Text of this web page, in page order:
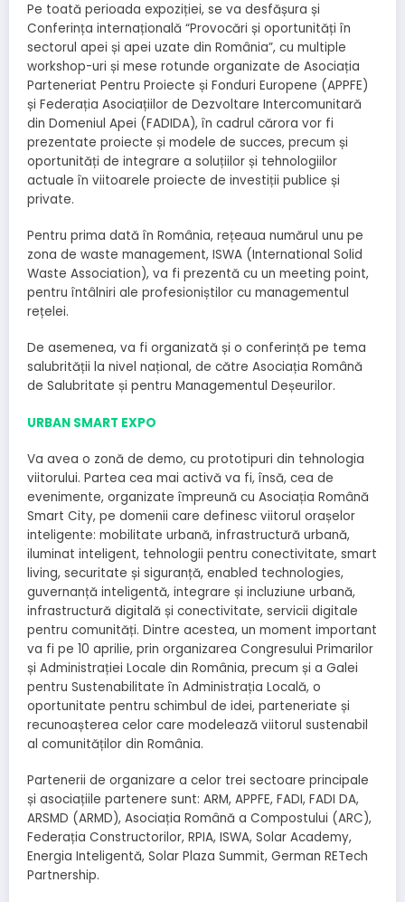
Pe toată perioada expoziției, se va desfășura și
Conferința internațională “Provocări și oportunități în
sectorul apei și apei uzate din România”, cu multiple
workshop-uri și mese rotunde organizate de Asociația
Parteneriat Pentru Proiecte și Fonduri Europene (APPFE)
și Federația Asociațiilor de Dezvoltare Intercomunitară
din Domeniul Apei (FADIDA), în cadrul cărora vor fi
prezentate proiecte și modele de succes, precum și
oportunități de integrare a soluțiilor și tehnologiilor
actuale în viitoarele proiecte de investiții publice și
private.
Pentru prima dată în România, rețeaua numărul unu pe
zona de waste management, ISWA (International Solid
Waste Association), va fi prezentă cu un meeting point,
pentru întâlniri ale profesioniștilor cu managementul
rețelei.
De asemenea, va fi organizată și o conferință pe tema
salubrității la nivel național, de către Asociația Română
de Salubritate și pentru Managementul Deșeurilor.
URBAN SMART EXPO
Va avea o zonă de demo, cu prototipuri din tehnologia
viitorului. Partea cea mai activă va fi, însă, cea de
evenimente, organizate împreună cu Asociația Română
Smart City, pe domenii care definesc viitorul orașelor
inteligente: mobilitate urbană, infrastructură urbană,
iluminat inteligent, tehnologii pentru conectivitate, smart
living, securitate și siguranță, enabled technologies,
guvernanță inteligentă, integrare și incluziune urbană,
infrastructură digitală și conectivitate, servicii digitale
pentru comunități. Dintre acestea, un moment important
va fi pe 10 aprilie, prin organizarea Congresului Primarilor
și Administrației Locale din România, precum și a Galei
pentru Sustenabilitate în Administrația Locală, o
oportunitate pentru schimbul de idei, parteneriate și
recunoașterea celor care modelează viitorul sustenabil
al comunităților din România.
Partenerii de organizare a celor trei sectoare principale
și asociațiile partenere sunt: ARM, APPFE, FADI, FADI DA,
ARSMD (ARMD), Asociația Română a Compostului (ARC),
Federația Constructorilor, RPIA, ISWA, Solar Academy,
Energia Inteligentă, Solar Plaza Summit, German RETech
Partnership.